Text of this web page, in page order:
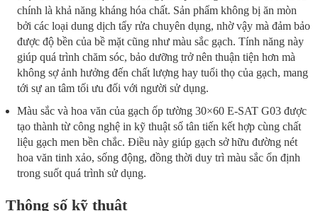
chính là khả năng kháng hóa chất. Sản phẩm không bị ăn mòn
bởi các loại dung dịch tẩy rửa chuyên dụng, nhờ vậy mà đảm bảo
được độ bền của bề mặt cũng như màu sắc gạch. Tính năng này
giúp quá trình chăm sóc, bảo dưỡng trở nên thuận tiện hơn mà
không sợ ảnh hưởng đến chất lượng hay tuổi thọ của gạch, mang
tới sự an tâm tối ưu đối với người sử dụng.
Màu sắc và hoa văn của gạch ốp tường 30×60 E-SAT G03 được
tạo thành từ công nghệ in kỹ thuật số tân tiến kết hợp cùng chất
liệu gạch men bền chắc. Điều này giúp gạch sở hữu đường nét
hoa văn tinh xảo, sống động, đồng thời duy trì màu sắc ổn định
trong suốt quá trình sử dụng.
Thông số kỹ thuật